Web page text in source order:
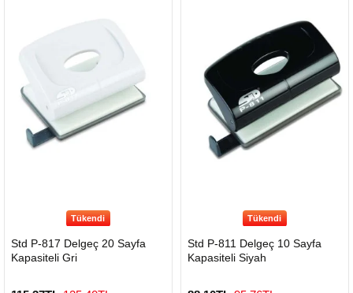
Tükendi
Std P-817 Delgeç 20 Sayfa
Kapasiteli Gri
Tükendi
Std P-811 Delgeç 10 Sayfa
Kapasiteli Siyah